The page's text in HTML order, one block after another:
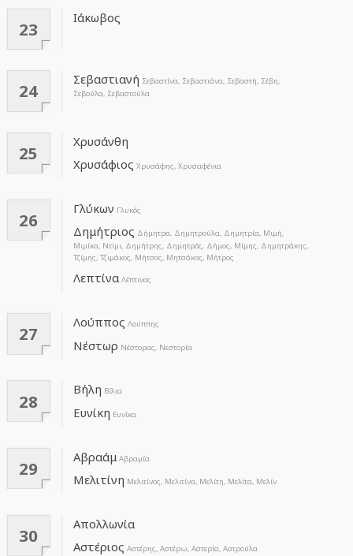
23
Ιάκωβος
24
Σεβαστιανή Σεβαστίνα, Σεβαστιάνα, Σεβαστή, Σέβη,
Σεβούλα, Σεβαστούλα
25
Χρυσάνθη
Χρυσάφιος Χρυσάφης, Χρυσαφένια
26
Γλύκων Γλυκός
Δημήτριος Δήμητρα, Δημητρούλα, Δημητρία, Μιμή,
Μιμίκα, Ντίμι, Δημήτρης, Δημητρός, Δήμος, Μίμης, Δημητράκης,
Τζίμης, Τζιμάκος, Μήτσος, Μητσάκος, Μήτρος
Λεπτίνα Λέπτινος
27
Λούππος Λούππης
Νέστωρ Νέστορας, Νεστορία
28
Βήλη Βίλια
Ευνίκη Ευνίκα
29
Αβραάμ Αβραμία
Μελιτίνη Μελιτίνος, Μελιτίνα, Μελίτη, Μελίτα, Μελίν
30
Απολλωνία
Αστέριος Αστέρης, Αστέρω, Αστερία, Αστρούλα